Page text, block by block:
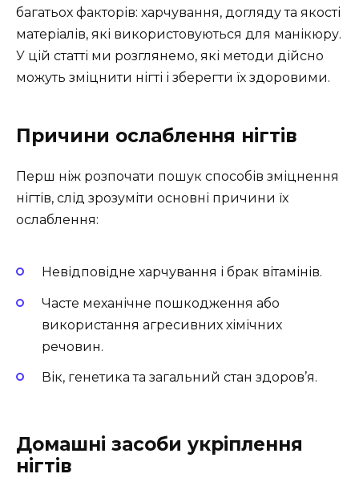
багатьох факторів: харчування, догляду та якості
матеріалів, які використовуються для манікюру.
У цій статті ми розглянемо, які методи дійсно
можуть зміцнити нігті і зберегти їх здоровими.
Причини ослаблення нігтів
Перш ніж розпочати пошук способів зміцнення
нігтів, слід зрозуміти основні причини їх
ослаблення:
Невідповідне харчування і брак вітамінів.
Часте механічне пошкодження або
використання агресивних хімічних
речовин.
Вік, генетика та загальний стан здоров’я.
Домашні засоби укріплення
нігтів